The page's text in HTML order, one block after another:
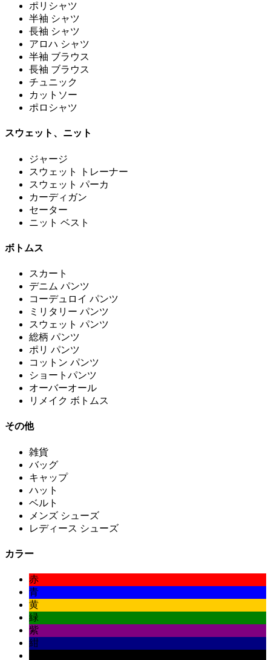
ポリシャツ
半袖 シャツ
長袖 シャツ
アロハ シャツ
半袖 ブラウス
長袖 ブラウス
チュニック
カットソー
ポロシャツ
スウェット、ニット
ジャージ
スウェット トレーナー
スウェット パーカ
カーディガン
セーター
ニット ベスト
ボトムス
スカート
デニム パンツ
コーデュロイ パンツ
ミリタリー パンツ
スウェット パンツ
総柄 パンツ
ポリ パンツ
コットン パンツ
ショートパンツ
オーバーオール
リメイク ボトムス
その他
雑貨
バッグ
キャップ
ハット
ベルト
メンズ シューズ
レディース シューズ
カラー
赤
青
黄
緑
紫
紺